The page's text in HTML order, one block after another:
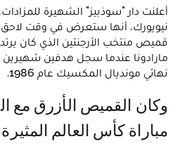
أعلنت دار "سوذبيز" الشهيرة
نيويورك، أنها ستعرض في وقت
قميص منتخب الأرجنتين الذي كان
مارادونا عندما سجل هدفين شهيرين
نهائي مونديال المكسيك عام 1986.
وكان القميص الأزرق مع الرقم 10 منذ نهاية
مباراة كأس العالم